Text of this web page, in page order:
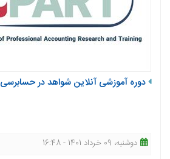
دوره آموزشی آنلاین شواهد در حسابرسی
دوشنبه، 09 خرداد 1401 - 16:48